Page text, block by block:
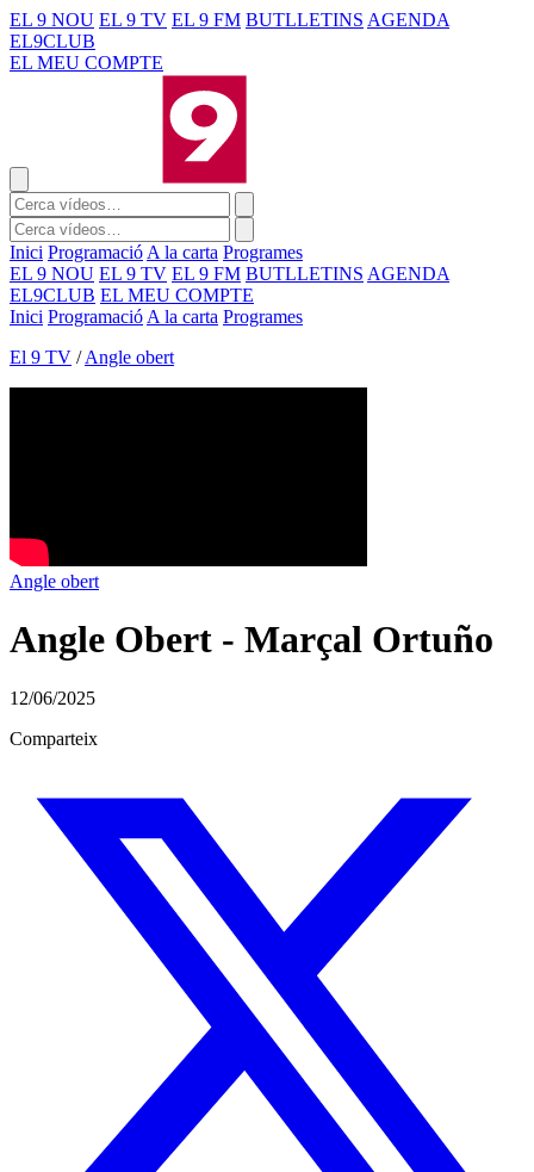
EL 9 NOU EL 9 TV EL 9 FM BUTLLETINS AGENDA
EL9CLUB
EL MEU COMPTE
Inici Programació A la carta Programes
EL 9 NOU EL 9 TV EL 9 FM BUTLLETINS AGENDA
EL9CLUB EL MEU COMPTE
Inici Programació A la carta Programes
El 9 TV / Angle obert
Angle obert
Angle Obert - Marçal Ortuño
12/06/2025
Comparteix